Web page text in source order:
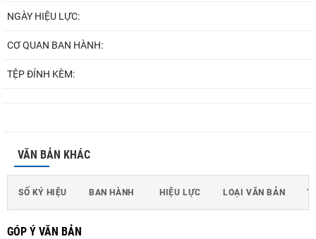
NGÀY HIỆU LỰC:
CƠ QUAN BAN HÀNH:
TỆP ĐÍNH KÈM:
VĂN BẢN KHÁC
SỐ KÝ HIỆU BAN HÀNH HIỆU LỰC LOẠI VĂN BẢN
GÓP Ý VĂN BẢN